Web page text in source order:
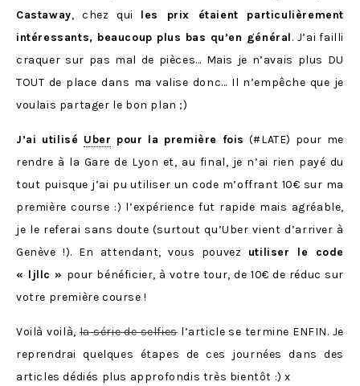
Castaway, chez qui les prix étaient particulièrement
intéressants, beaucoup plus bas qu’en général. J’ai failli
craquer sur pas mal de pièces… Mais je n’avais plus DU
TOUT de place dans ma valise donc… Il n’empêche que je
voulais partager le bon plan ;)
J’ai utilisé Uber pour la première fois (#LATE) pour me
rendre à la Gare de Lyon et, au final, je n’ai rien payé du
tout puisque j’ai pu utiliser un code m’offrant 10€ sur ma
première course :) l’expérience fut rapide mais agréable,
je le referai sans doute (surtout qu’Uber vient d’arriver à
Genève !). En attendant, vous pouvez utiliser le code
« ljllc » pour bénéficier, à votre tour, de 10€ de réduc sur
votre première course !
Voilà voilà,la série de selfiesl’article se termine ENFIN. Je
reprendrai quelques étapes de ces journées dans des
articles dédiés plus approfondis très bientôt :) x